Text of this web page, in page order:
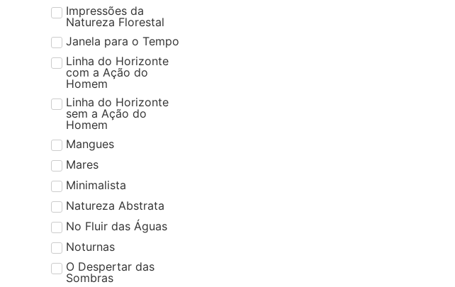
Impressões da
Natureza Florestal
Janela para o Tempo
Linha do Horizonte
com a Ação do
Homem
Linha do Horizonte
sem a Ação do
Homem
Mangues
Mares
Minimalista
Natureza Abstrata
No Fluir das Águas
Noturnas
O Despertar das
Sombras